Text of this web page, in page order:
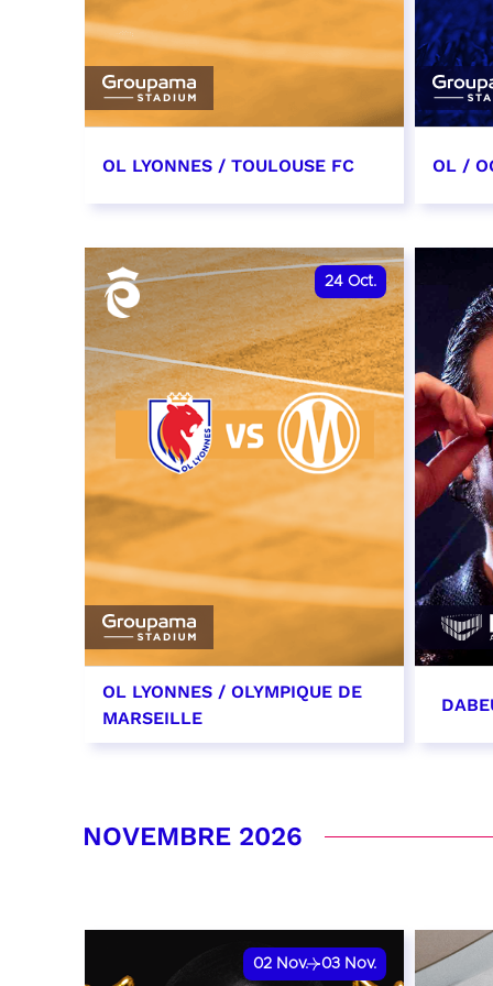
OL LYONNES / TOULOUSE FC
date et heure à confirmer
RÉSERVER
OL /
date
24 Oct.
OL LYONNES / OLYMPIQUE DE
MARSEILLE
RÉSERVER
NOVEMBRE 2026
02 Nov. 03 Nov.